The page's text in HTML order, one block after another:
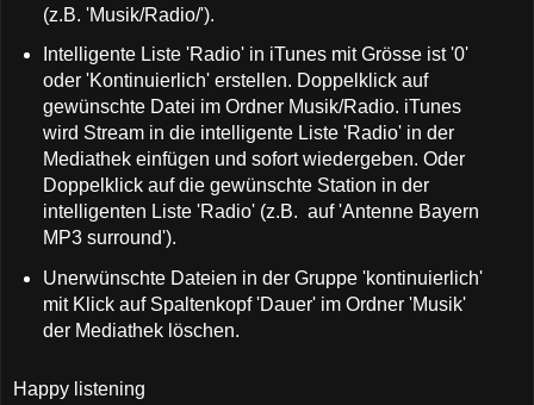
(z.B. 'Musik/Radio/').
Intelligente Liste 'Radio' in iTunes mit Grösse ist '0'
oder 'Kontinuierlich' erstellen. Doppelklick auf
gewünschte Datei im Ordner Musik/Radio. iTunes
wird Stream in die intelligente Liste 'Radio' in der
Mediathek einfügen und sofort wiedergeben. Oder
Doppelklick auf die gewünschte Station in der
intelligenten Liste 'Radio' (z.B. auf 'Antenne Bayern
MP3 surround').
Unerwünschte Dateien in der Gruppe 'kontinuierlich'
mit Klick auf Spaltenkopf 'Dauer' im Ordner 'Musik'
der Mediathek löschen.
Happy listening